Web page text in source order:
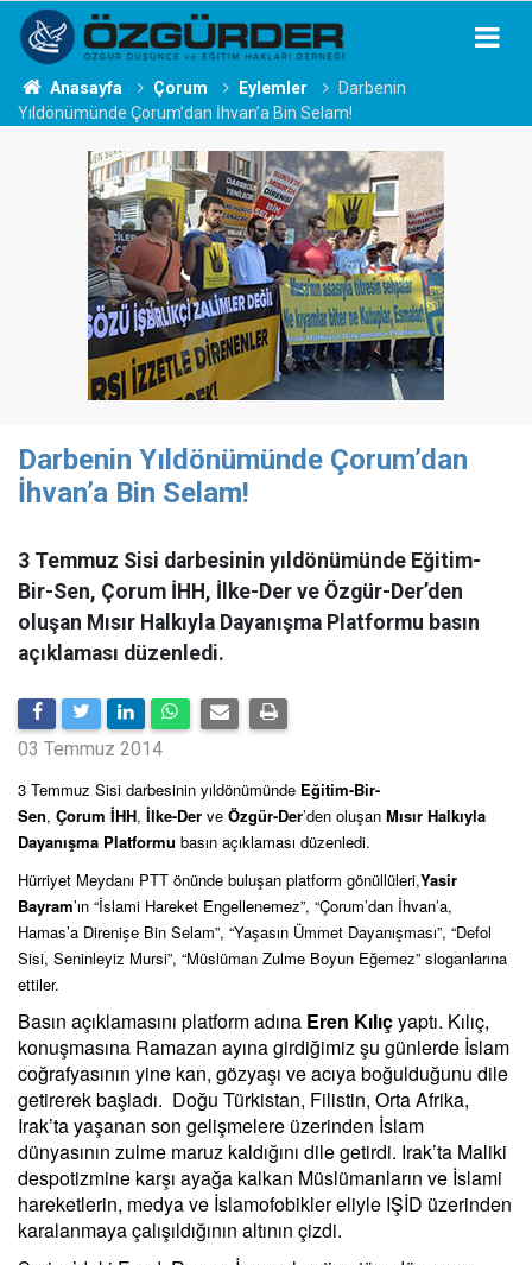
Anasayfa Çorum Eylemler
Darbenin
Yıldönümünde Çorum’dan İhvan’a Bin Selam!
Darbenin Yıldönümünde Çorum’dan
İhvan’a Bin Selam!
3 Temmuz Sisi darbesinin yıldönümünde Eğitim-
Bir-Sen, Çorum İHH, İlke-Der ve Özgür-Der’den
oluşan Mısır Halkıyla Dayanışma Platformu basın
açıklaması düzenledi.
03 Temmuz 2014
3 Temmuz Sisi darbesinin yıldönümünde Eğitim-Bir-
Sen, Çorum İHH, İlke-Der ve Özgür-Der’den oluşan Mısır Halkıyla
Dayanışma Platformu basın açıklaması düzenledi.
Hürriyet Meydanı PTT önünde buluşan platform gönüllüleri,Yasir
Bayram’ın “İslami Hareket Engellenemez”, “Çorum’dan İhvan’a,
Hamas’a Direnişe Bin Selam”, “Yaşasın Ümmet Dayanışması”, “Defol
Sisi, Seninleyiz Mursi”, “Müslüman Zulme Boyun Eğemez” sloganlarına
ettiler.
Basın açıklamasını platform adına Eren Kılıçyaptı. Kılıç,
konuşmasına Ramazan ayına girdiğimiz şu günlerde İslam
coğrafyasının yine kan, gözyaşı ve acıya boğulduğunu dile
getirerek başladı. Doğu Türkistan, Filistin, Orta Afrika,
Irak’ta yaşanan son gelişmelere üzerinden İslam
dünyasının zulme maruz kaldığını dile getirdi. Irak’ta Maliki
despotizmine karşı ayağa kalkan Müslümanların ve İslami
hareketlerin, medya ve İslamofobikler eliyle IŞİD üzerinden
karalanmaya çalışıldığının altının çizdi.